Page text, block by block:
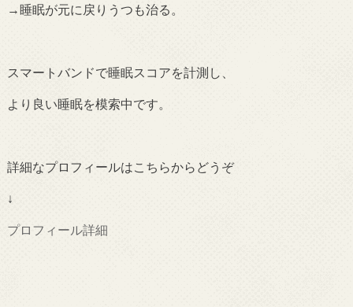
→睡眠が元に戻りうつも治る。
スマートバンドで睡眠スコアを計測し、
より良い睡眠を模索中です。
詳細なプロフィールはこちらからどうぞ
↓
プロフィール詳細